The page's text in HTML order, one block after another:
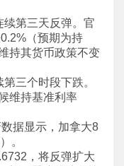
续第三天反弹。官
（预期为持
持其货币政策不变
三个时段下跌。
维持基准利率
据显示，加拿大8
。
，将反弹扩大